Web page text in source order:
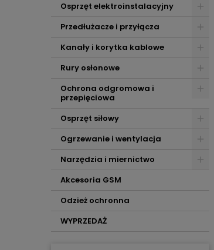
Osprzęt elektroinstalacyjny
Przedłużacze i przyłącza
Kanały i korytka kablowe
Rury osłonowe
Ochrona odgromowa i
przepięciowa
Osprzęt siłowy
Ogrzewanie i wentylacja
Narzędzia i miernictwo
Akcesoria GSM
Odzież ochronna
WYPRZEDAŻ